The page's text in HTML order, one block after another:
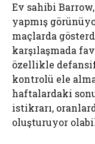
Ev sahibi
yapmış
maçlarda
karşılaşmada
özellikle
kontrolü ele
haftalardaki
istikrarı,
oluşturuyor